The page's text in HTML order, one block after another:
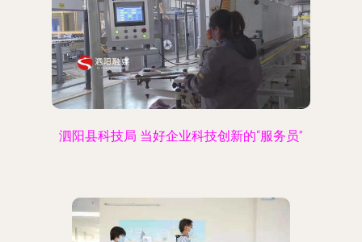
泗阳县科技局 当好企业科技创新的“服务员”